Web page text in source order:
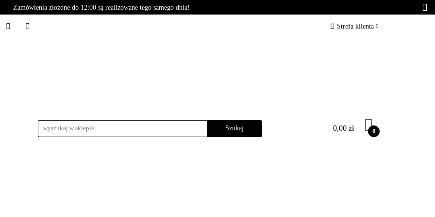
Zamówienia złożone do 12:00 są realizowane tego samego dnia!
Strefa klienta
0,00 zł 0
Styling